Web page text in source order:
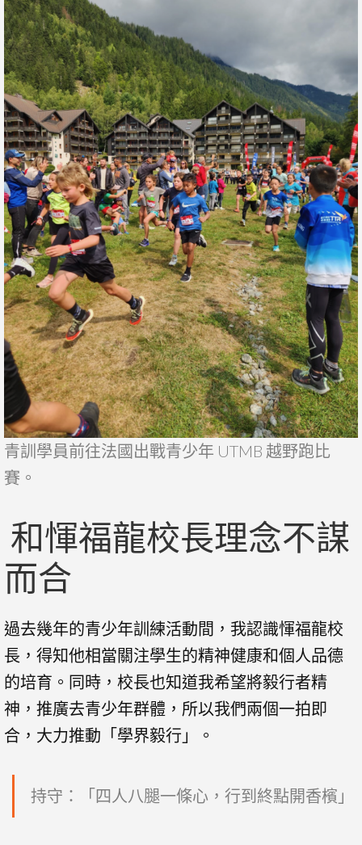
青訓學員前往法國出戰青少年 UTMB 越野跑比
賽。
和惲福龍校長理念不謀
而合
過去幾年的青少年訓練活動間，我認識惲福龍校
長，得知他相當關注學生的精神健康和個人品德
的培育。同時，校長也知道我希望將毅行者精
神，推廣去青少年群體，所以我們兩個一拍即
合，大力推動「學界毅行」。
持守：「四人八腿一條心，行到終點開香檳」